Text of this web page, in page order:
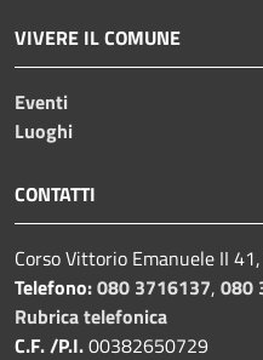
VIVERE IL COMUNE
Eventi
Luoghi
CONTATTI
Corso Vittorio Emanuele II
Telefono:080 3716137, 080
Rubrica telefonica
C.F. /P.I.00382650729